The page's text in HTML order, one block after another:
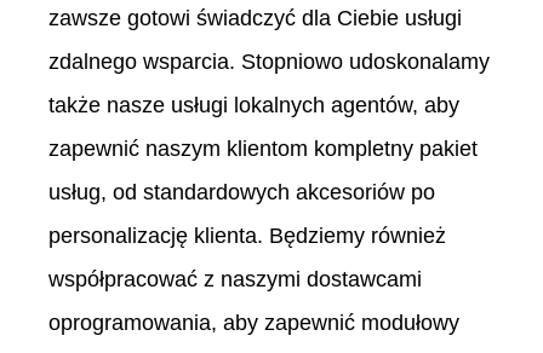
zawsze gotowi świadczyć dla Ciebie usługi
zdalnego wsparcia. Stopniowo udoskonalamy
także nasze usługi lokalnych agentów, aby
zapewnić naszym klientom kompletny pakiet
usług, od standardowych akcesoriów po
personalizację klienta. Będziemy również
współpracować z naszymi dostawcami
oprogramowania, aby zapewnić modułowy